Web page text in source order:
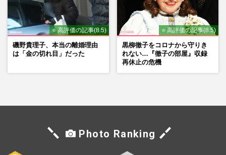
⭐ 高評価の記事(8.5)
磯野貴理子、本当の離婚理由
は「金の切れ目」だった
⭐ 高評価の記事(8.5)
黒柳徹子をコロナから守りき
れない…『徹子の部屋』収録
再休止の危機
Photo Ranking